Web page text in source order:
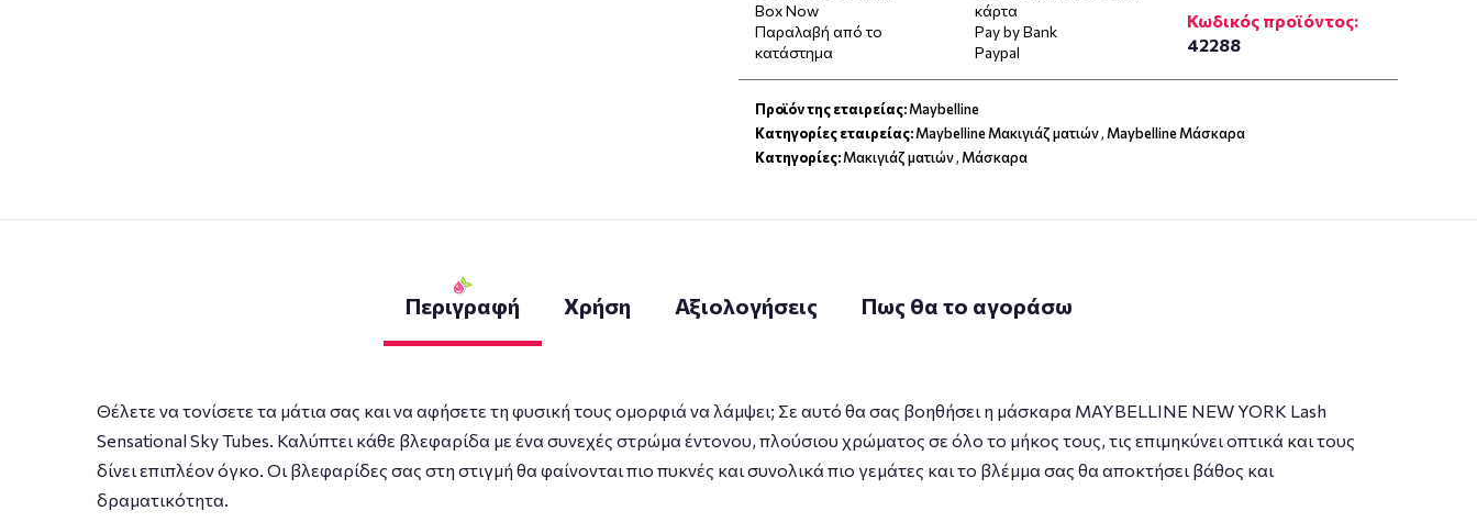
Box Now
Παραλαβή από το
κατάστημα
κάρτα
Pay by Bank
Paypal
Κωδικός προϊόντος:
42288
Προϊόν της εταιρείας:Maybelline
Κατηγορίες εταιρείας:Maybelline Μακιγιάζ ματιών, Maybelline Μάσκαρα
Κατηγορίες:Μακιγιάζ ματιών, Μάσκαρα
Περιγραφή Χρήση Αξιολογήσεις Πως θα το αγοράσω
Θέλετε να τονίσετε τα μάτια σας και να αφήσετε τη φυσική τους ομορφιά να λάμψει; Σε αυτό θα σας βοηθήσει η μάσκαρα MAYBELLINE NEW YORK Lash
Sensational Sky Tubes. Καλύπτει κάθε βλεφαρίδα με ένα συνεχές στρώμα έντονου, πλούσιου χρώματος σε όλο το μήκος τους, τις επιμηκύνει οπτικά και τους
δίνει επιπλέον όγκο. Οι βλεφαρίδες σας στη στιγμή θα φαίνονται πιο πυκνές και συνολικά πιο γεμάτες και το βλέμμα σας θα αποκτήσει βάθος και
δραματικότητα.